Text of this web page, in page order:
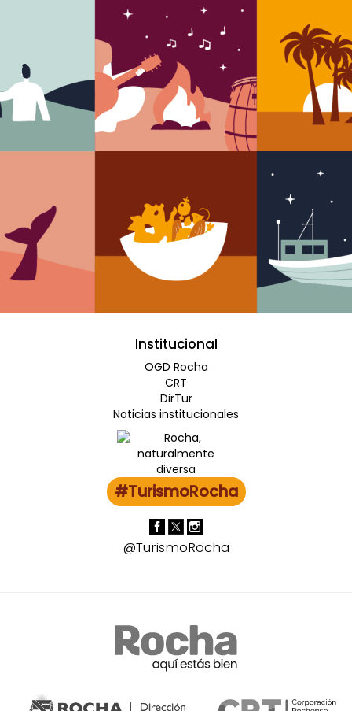
Institucional
OGD Rocha
CRT
DirTur
Noticias institucionales
#TurismoRocha
@TurismoRocha